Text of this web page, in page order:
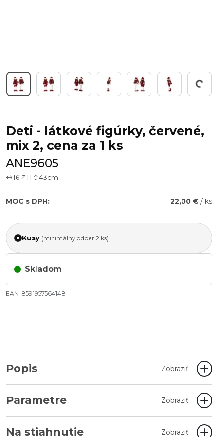
Working...
Deti - látkové figúrky, červené,
mix 2, cena za 1 ks
ANE9605
16 11 43cm
MOC s DPH: 22,00 € / ks
Kusy (minimálny odber 2 ks)
Skladom
EAN: 8591957564148
Popis Zobraziť
Parametre Zobraziť
Na stiahnutie Zobraziť